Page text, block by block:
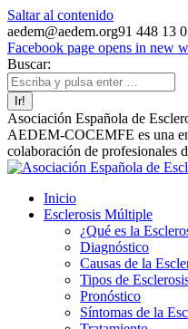
Saltar al contenido
aedem@aedem.org91 448 13
Facebook page opens in new
Buscar:
Asociación Española de
AEDEM-COCEMFE es una
colaboración de profesionales
Inicio
Esclerosis Múltiple
¿Qué es la
Diagnóstico
Causas de la
Tipos de
Pronóstico
Síntomas de la